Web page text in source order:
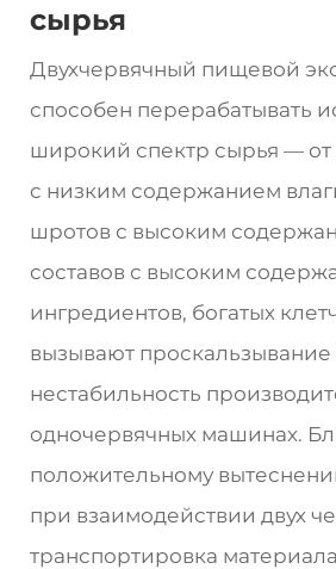
сырья
Двухчервячный пищевой
способен перерабатывать
широкий спектр сырья — от
с низким содержанием
шротов с высоким
составов с высоким
ингредиентов, богатых
вызывают проскальзывание
нестабильность
одночервячных машинах.
положительному
при взаимодействии двух
транспортировка